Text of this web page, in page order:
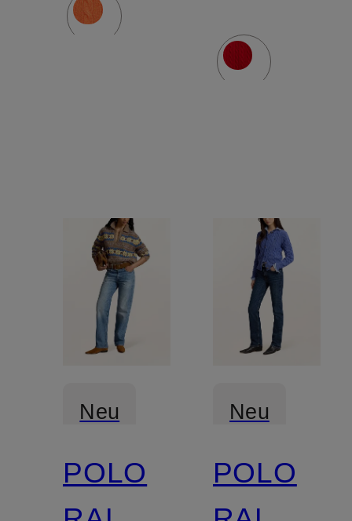
Neu
POLO
Neu
POLO